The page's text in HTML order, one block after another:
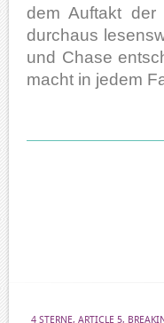
dem Auftakt
durchaus
und Chase
macht in jedem
4 STERNE, ARTICLE 5,